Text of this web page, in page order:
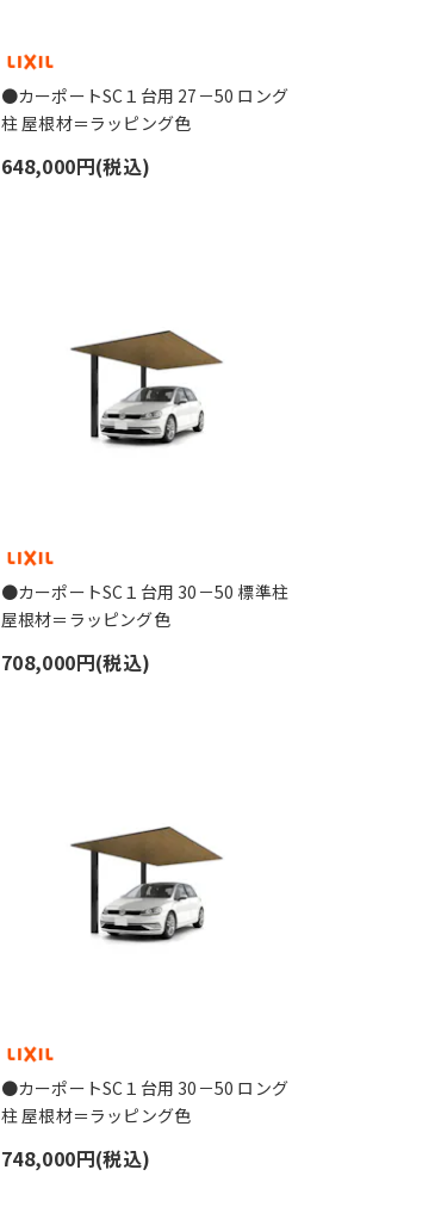
●カーポートSC１台用 27－50 ロング
柱 屋根材＝ラッピング色
648,000円(税込)
●カーポートSC１台用 30－50 標準柱
屋根材＝ラッピング色
708,000円(税込)
●カーポートSC１台用 30－50 ロング
柱 屋根材＝ラッピング色
748,000円(税込)